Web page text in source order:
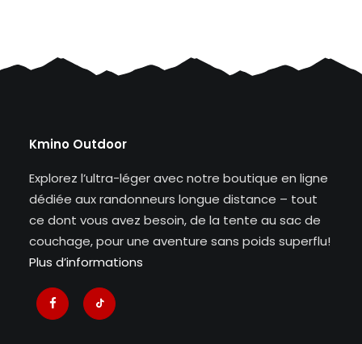
Kmino Outdoor
Explorez l’ultra-léger avec notre boutique en ligne
dédiée aux randonneurs longue distance – tout
ce dont vous avez besoin, de la tente au sac de
couchage, pour une aventure sans poids superflu!
Plus d’informations